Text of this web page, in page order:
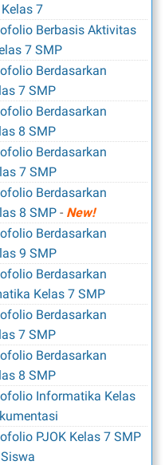
7
Berbasis Aktivitas
7 SMP
Berdasarkan
7 SMP
Berdasarkan
8 SMP
Berdasarkan
7 SMP
Berdasarkan
8 SMP - New!
Berdasarkan
9 SMP
Berdasarkan
Kelas 7 SMP
Berdasarkan
7 SMP
Berdasarkan
8 SMP
Informatika Kelas
PJOK Kelas 7 SMP